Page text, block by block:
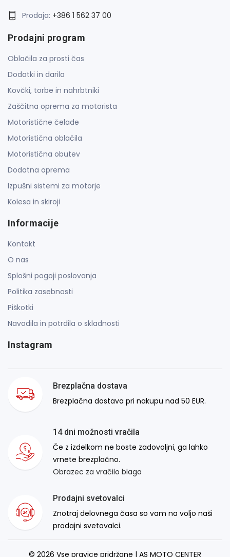
Prodaja: +386 1 562 37 00
Prodajni program
Oblačila za prosti čas
Dodatki in darila
Kovčki, torbe in nahrbtniki
Zaščitna oprema za motorista
Motoristične čelade
Motoristična oblačila
Motoristična obutev
Dodatna oprema
Izpušni sistemi za motorje
Kolesa in skiroji
Informacije
Kontakt
O nas
Splošni pogoji poslovanja
Politika zasebnosti
Piškotki
Navodila in potrdila o skladnosti
Instagram
Brezplačna dostava
Brezplačna dostava pri nakupu nad 50 EUR.
14 dni možnosti vračila
Če z izdelkom ne boste zadovoljni, ga lahko
vrnete brezplačno.
Obrazec za vračilo blaga
Prodajni svetovalci
Znotraj delovnega časa so vam na voljo naši
prodajni svetovalci.
© 2026 Vse pravice pridržane | AS MOTO CENTER